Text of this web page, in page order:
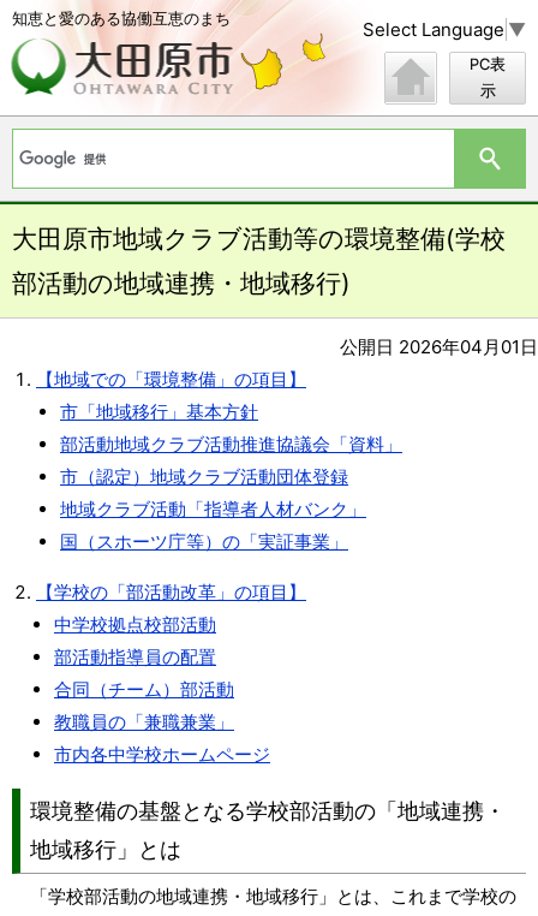
知恵と愛のある協働互恵のまち Select Language ▼
PC表
示
大田原市地域クラブ活動等の環境整備(学校
部活動の地域連携・地域移行)
公開日 2026年04月01日
【地域での「環境整備」の項目】
市「地域移行」基本方針
部活動地域クラブ活動推進協議会「資料」
市（認定）地域クラブ活動団体登録
地域クラブ活動「指導者人材バンク」
国（スホーツ庁等）の「実証事業」
【学校の「部活動改革」の項目】
中学校拠点校部活動
部活動指導員の配置
合同（チーム）部活動
教職員の「兼職兼業」
市内各中学校ホームページ
環境整備の基盤となる学校部活動の「地域連携・
地域移行」とは
「学校部活動の地域連携・地域移行」とは、これまで学校の